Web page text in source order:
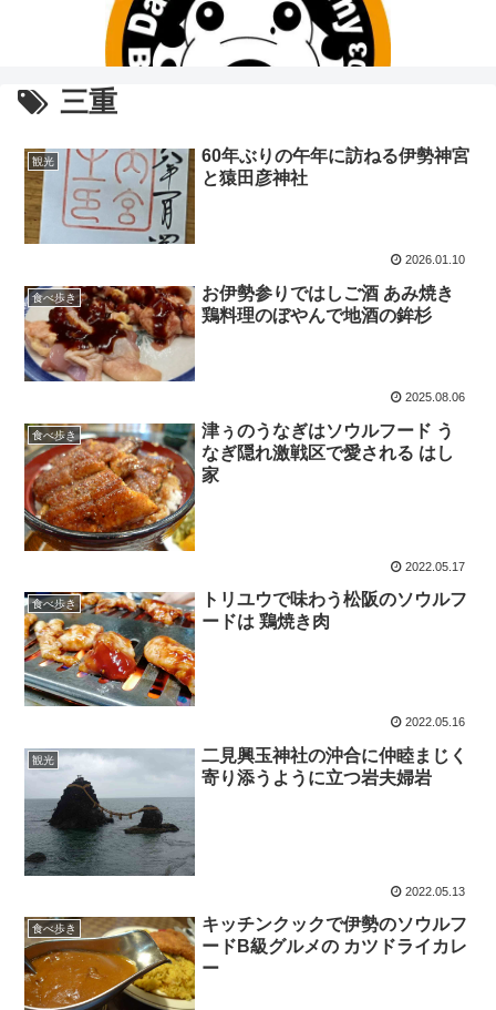
三重
観光
60年ぶりの午年に訪ねる伊勢神宮
と猿田彦神社
2026.01.10
食べ歩き
お伊勢参りではしご酒 あみ焼き
鶏料理のぼやんで地酒の鉾杉
2025.08.06
食べ歩き
津ぅのうなぎはソウルフード う
なぎ隠れ激戦区で愛される はし
家
2022.05.17
食べ歩き
トリユウで味わう松阪のソウルフ
ードは 鶏焼き肉
2022.05.16
観光
二見興玉神社の沖合に仲睦まじく
寄り添うように立つ岩夫婦岩
2022.05.13
食べ歩き
キッチンクックで伊勢のソウルフ
ードB級グルメの カツドライカレ
ー